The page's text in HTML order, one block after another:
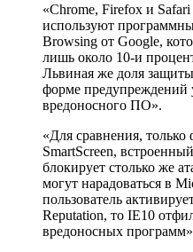
«Chrome, Firefox и Safari
используют
Browsing от Google,
лишь около 10-и
Львиная же доля
форме предупреждений
вредоносного ПО».
«Для сравнения, только
SmartScreen,
блокирует столько же
могут нарадоваться в
пользователь
Reputation, то IE10
вредоносных